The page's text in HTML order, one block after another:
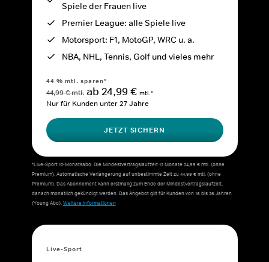
Spiele der Frauen live
Premier League: alle Spiele live
Motorsport: F1, MotoGP, WRC u. a.
NBA, NHL, Tennis, Golf und vieles mehr
44 % mtl. sparen*
44,99 € mtl. ab 24,99 € mtl.*
Nur für Kunden unter 27 Jahre
JETZT SICHERN
*Live-Sport 12-Monatsabo: Die Mindestvertragslaufzeit 12 Monate 24,99 € mtl. (ohne
Premium). Automatische Verlängerung auf unbestimmte Zeit zu 44,99 € mtl. (ohne
Premium). Das Abonnement kann erstmalig zum Ende der Mindestvertragslaufzeit,
danach monatlich gekündigt werden. Das Angebot gilt für Kunden von 18 bis 26 Jahren
(Young Abo).Weitere Informationen
Live-Sport